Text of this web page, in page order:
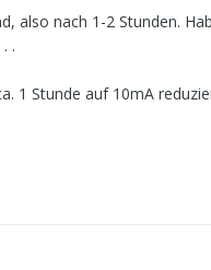
also nach 1-2 Stunden.
.
1 Stunde auf 10mA